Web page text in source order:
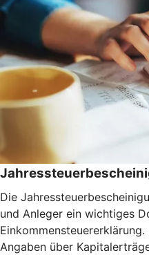
Die
und Anleger ein wichtiges
Angaben über